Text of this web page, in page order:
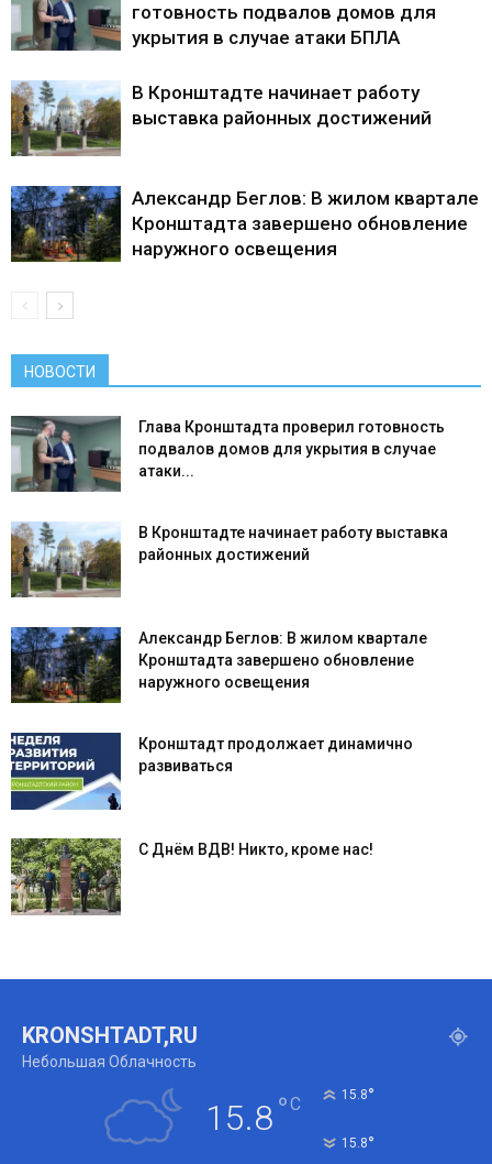
готовность подвалов домов для
укрытия в случае атаки БПЛА
В Кронштадте начинает работу
выставка районных достижений
Александр Беглов: В жилом квартале
Кронштадта завершено обновление
наружного освещения
НОВОСТИ
Глава Кронштадта проверил готовность
подвалов домов для укрытия в случае
атаки...
В Кронштадте начинает работу выставка
районных достижений
Александр Беглов: В жилом квартале
Кронштадта завершено обновление
наружного освещения
Кронштадт продолжает динамично
развиваться
С Днём ВДВ! Никто, кроме нас!
KRONSHTADT,RU
Небольшая Облачность
15.8°C 15.8°
15.8°